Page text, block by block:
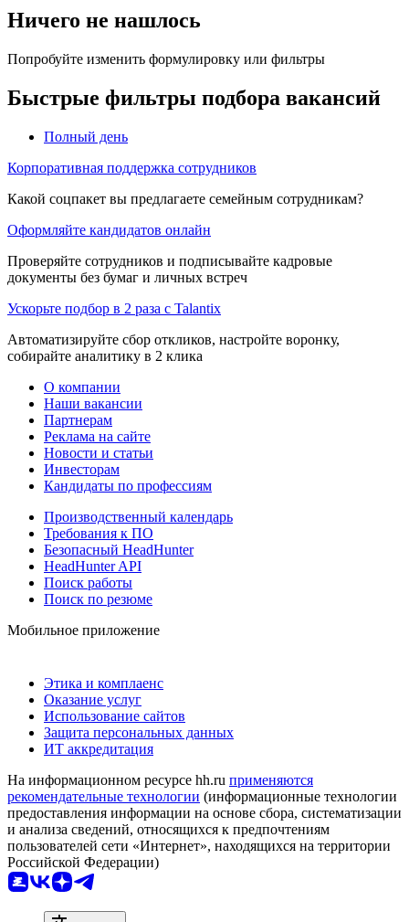
Ничего не нашлось
Попробуйте изменить формулировку или фильтры
Быстрые фильтры подбора вакансий
Полный день
Корпоративная поддержка сотрудников
Какой соцпакет вы предлагаете семейным сотрудникам?
Оформляйте кандидатов онлайн
Проверяйте сотрудников и подписывайте кадровые
документы без бумаг и личных встреч
Ускорьте подбор в 2 раза с Talantix
Автоматизируйте сбор откликов, настройте воронку,
собирайте аналитику в 2 клика
О компании
Наши вакансии
Партнерам
Реклама на сайте
Новости и статьи
Инвесторам
Кандидаты по профессиям
Производственный календарь
Требования к ПО
Безопасный HeadHunter
HeadHunter API
Поиск работы
Поиск по резюме
Мобильное приложение
Этика и комплаенс
Оказание услуг
Использование сайтов
Защита персональных данных
ИТ аккредитация
На информационном ресурсе hh.ru применяются
рекомендательные технологии (информационные технологии
предоставления информации на основе сбора, систематизации
и анализа сведений, относящихся к предпочтениям
пользователей сети «Интернет», находящихся на территории
Российской Федерации)